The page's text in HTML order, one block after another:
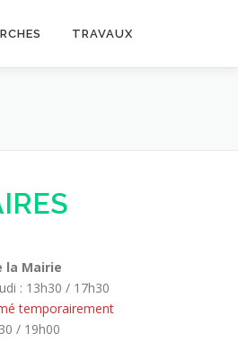
TRAVAUX
la Mairie
: 13h30 / 17h30
temporairement
/ 19h00